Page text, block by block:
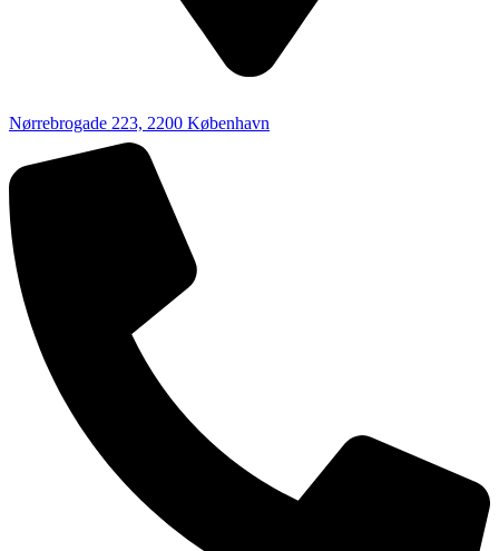
Nørrebrogade 223, 2200 København